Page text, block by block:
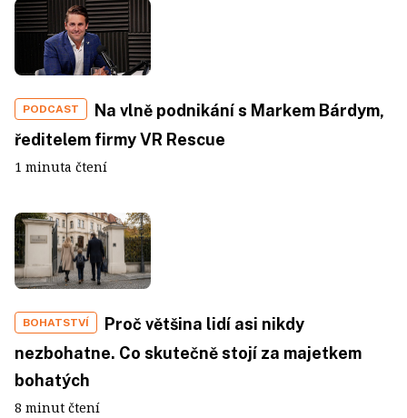
PODCAST
Na vlně podnikání s Markem Bárdym,
ředitelem firmy VR Rescue
1 minuta čtení
BOHATSTVÍ
Proč většina lidí asi nikdy
nezbohatne. Co skutečně stojí za majetkem
bohatých
8 minut čtení